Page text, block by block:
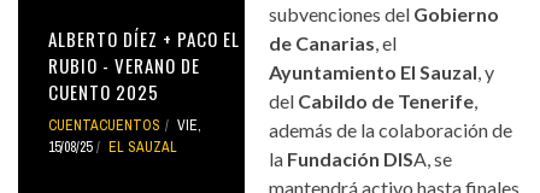
ALBERTO DÍEZ + PACO EL
RUBIO - VERANO DE
CUENTO 2025
CUENTACUENTOS
VIE,
15/08/25
EL SAUZAL
subvenciones del Gobierno
de Canarias , el
Ayuntamiento El Sauzal , y
del Cabildo de Tenerife
además de la colaboración de
la Fundación DISA, se
mantendrá activo hasta finales